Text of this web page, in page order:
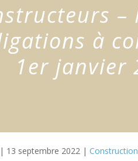
–
à
1er janvier
| 13 septembre 2022 |Construction